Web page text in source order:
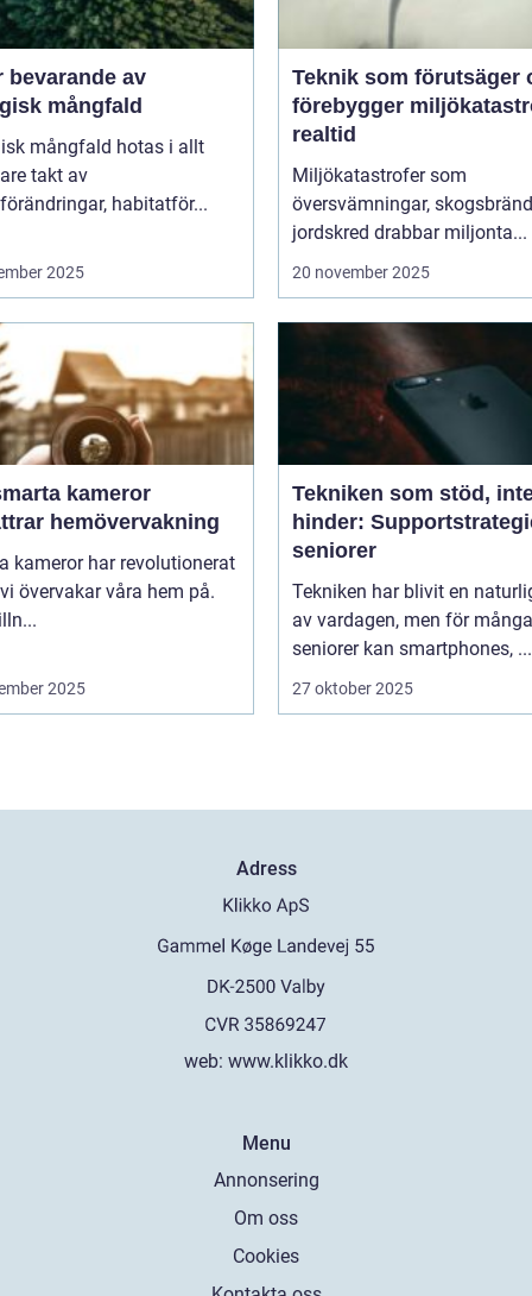
bevarande av
mångfald
mångfald hotas i allt
takt av
habitatför...
2025
Teknik som förutsäger
förebygger
realtid
Miljökatastrofer som
översvämningar,
jordskred drabbar miljonta...
20 november 2025
kameror
hemövervakning
kameror har revolutionerat
övervakar våra hem på.
2025
Tekniken som stöd,
hinder:
seniorer
Tekniken har blivit en
av vardagen, men för många
seniorer kan smartphones, ...
27 oktober 2025
Adress
web: www.klikko.dk
Menu
Annonsering
Om oss
Cookies